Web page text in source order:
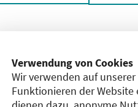
Verwendung von Cookies
Wir verwenden auf
Funktionieren der
Veranstaltungen